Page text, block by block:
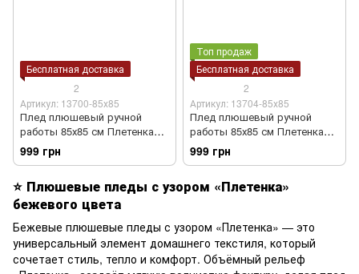
Бесплатная доставка
2
Артикул: 13700-85х85
Плед плюшевый ручной
работы 85х85 см Плетенка
ванильный цвет
999 грн
Топ продаж
Бесплатная доставка
2
Артикул: 13704-85х85
Плед плюшевый ручной
работы 85х85 см Плетенка
темно-бежевый цвет
999 грн
⭐ Плюшевые пледы с узором «Плетенка»
бежевого цвета
Бежевые плюшевые пледы с узором «Плетенка» — это
универсальный элемент домашнего текстиля, который
сочетает стиль, тепло и комфорт. Объёмный рельеф